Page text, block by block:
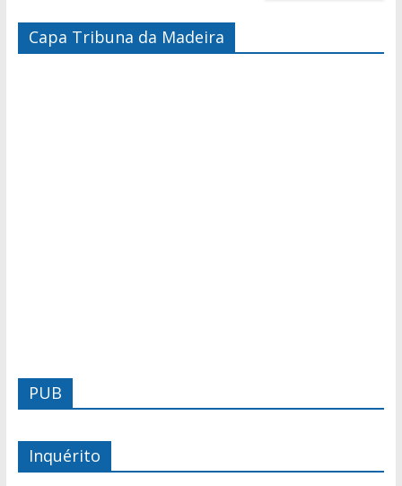
Capa Tribuna da Madeira
PUB
Inquérito